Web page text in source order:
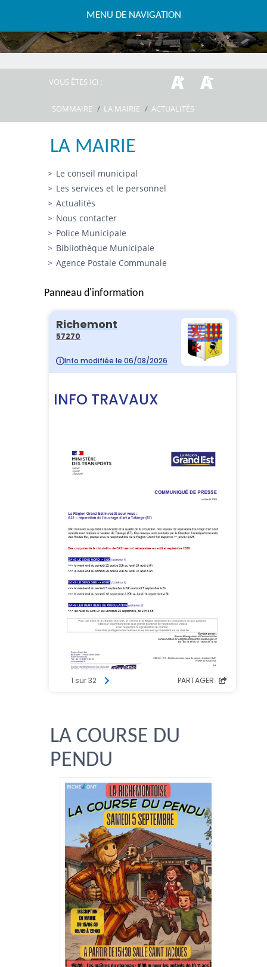
MENU DE NAVIGATION
VOUS ÊTES ICI :
SOMMAIRE / LA MAIRIE / ACTUALITÉS
LA MAIRIE
Le conseil municipal
Les services et le personnel
Actualités
Nous contacter
Police Municipale
Bibliothèque Municipale
Agence Postale Communale
Panneau d'information
LA COURSE DU
PENDU